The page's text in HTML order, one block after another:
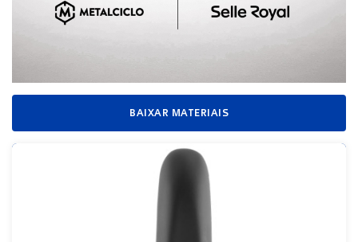
BAIXAR MATERIAIS